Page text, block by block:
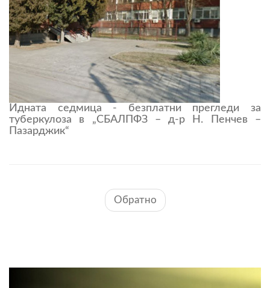
Идната седмица - безплатни прегледи за
туберкулоза в „СБАЛПФЗ – д-р Н. Пенчев –
Пазарджик“
Обратно